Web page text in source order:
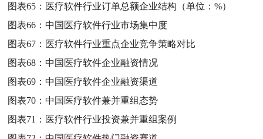
图表65： 医疗软件行业订单总额企业结构（单位：%）
图表66：中国医疗软件行业市场集中度
图表67： 医疗软件行业重点企业竞争策略对比
图表68：中国医疗软件企业融资情况
图表69：中国医疗软件企业融资渠道
图表70：中国医疗软件兼并重组态势
图表71： 医疗软件行业投资兼并重组案例